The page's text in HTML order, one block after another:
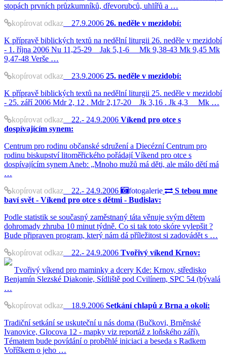
stopách prvních průzkumníků, dřevorubců, uhlířů a …
kopírovat odkaz 27.9.2006 26. neděle v mezidobí:
K přípravě biblických textů na nedělní liturgii 26. neděle v mezidobí
- 1. října 2006 Nu 11,25-29 Jak 5,1-6 Mk 9,38-43 Mk 9,45 Mk
9,47-48 Verše …
kopírovat odkaz 23.9.2006 25. neděle v mezidobí:
K přípravě biblických textů na nedělní liturgii 25. neděle v mezidobí
- 25. září 2006 Mdr 2, 12 . Mdr 2,17-20 Jk 3,16 . Jk 4,3 Mk …
kopírovat odkaz 22.- 24.9.2006 Víkend pro otce s
dospívajícím synem:
Centrum pro rodinu občanské sdružení a Diecézní Centrum pro
rodinu biskupství litoměřického pořádají Víkend pro otce s
dospívajícím synem Aneb: „Mnoho mužů má děti, ale málo dětí má
…
kopírovat odkaz 22.- 24.9.2006 fotogalerie
S tebou mne
baví svět - Víkend pro otce s dětmi - Budislav:
Podle statistik se současný zaměstnaný táta věnuje svým dětem
dohromady zhruba 10 minut týdně. Co si tak toto skóre vylepšit ?
Bude připraven program, který nám dá příležitost si zadovádět s …
kopírovat odkaz 22.- 24.9.2006 Tvořivý víkend Krnov:
Tvořivý víkend pro maminky a dcery Kde: Krnov, středisko
Benjamín Slezské Diakonie, Sídliště pod Cvilínem, SPC 54 (bývalá
…
kopírovat odkaz 18.9.2006 Setkání chlapů z Brna a okolí:
Tradiční setkání se uskuteční u nás doma (Bučkovi, Brněnské
Ivanovice, Glocova 12 - mapky viz reportáž z loňského září).
Tématem bude povídání o proběhlé iniciaci a beseda s Radkem
Voříškem o jeho …